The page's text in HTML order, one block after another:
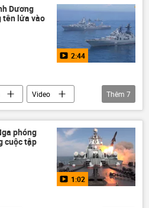
quân Nga
cuộc tập trận
Dương
tên lửa vào
2:44
Video
cuộc tập trận
Bastion
Thêm 7
phóng
cuộc tập
1:02